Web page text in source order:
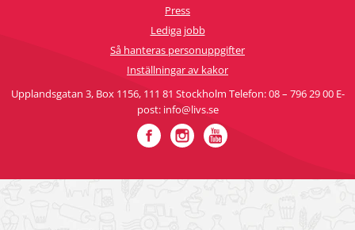
Press
Lediga jobb
Så hanteras personuppgifter
Inställningar av kakor
Upplandsgatan 3, Box 1156, 111 81 Stockholm Telefon: 08 – 796 29 00 E-
post: info@livs.se
FacebookInstagram